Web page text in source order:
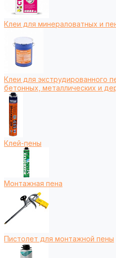
Клеи для минераловатных и
Клеи для экструдированного
бетонных, металлических и
Клей-пены
Монтажная пена
Пистолет для монтажной пены